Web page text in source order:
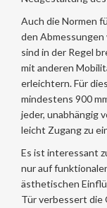
Auch die Normen
den
sind in der Regel
mit anderen
erleichtern. Für
mindestens 900
jeder, unabhängig
leicht Zugang zu
Es ist interessant
nur auf
ästhetischen
Tür verbessert die